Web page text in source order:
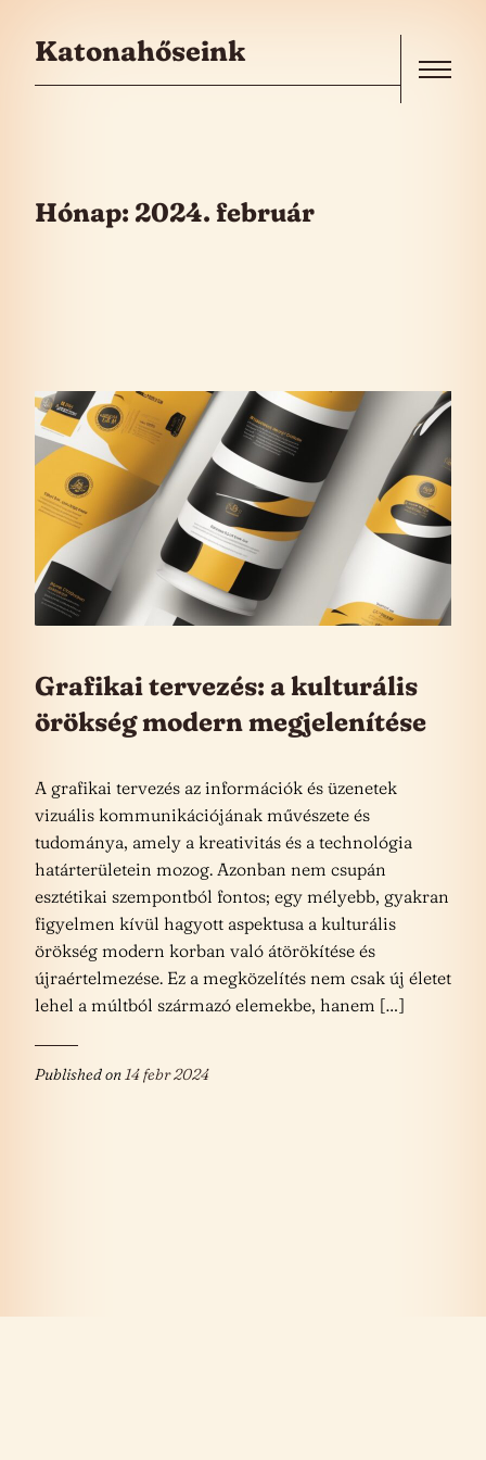
Katonahőseink
Hónap: 2024. február
Grafikai tervezés: a kulturális
örökség modern megjelenítése
A grafikai tervezés az információk és üzenetek
vizuális kommunikációjának művészete és
tudománya, amely a kreativitás és a technológia
határterületein mozog. Azonban nem csupán
esztétikai szempontból fontos; egy mélyebb, gyakran
figyelmen kívül hagyott aspektusa a kulturális
örökség modern korban való átörökítése és
újraértelmezése. Ez a megközelítés nem csak új életet
lehel a múltból származó elemekbe, hanem […]
Published on14 febr 2024